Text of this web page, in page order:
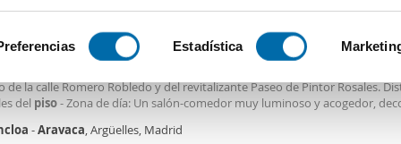
analizándolo activamente para buscar características
cómo se procesan sus datos personales y establezca
de datos
. Puede cambiar o retirar su consentimiento en
Estadística
piso ascensor Moncloa - aravaca
de la calle Romero Robledo y del revitalizante Paseo de Pintor Rosales.
del piso- Zona de día: Un salón-comedor muy luminoso y acogedor,
con un cómodo sofá, Smart TV, una estilosa silla
-Aravaca, Argüelles, Madrid